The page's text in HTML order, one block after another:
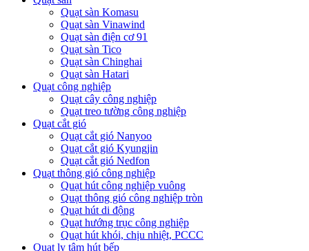
Quạt sàn Komasu
Quạt sàn Vinawind
Quạt sàn điện cơ 91
Quạt sàn Tico
Quạt sàn Chinghai
Quạt sàn Hatari
Quạt công nghiệp
Quạt cây công nghiệp
Quạt treo tường công nghiệp
Quạt cắt gió
Quạt cắt gió Nanyoo
Quạt cắt gió Kyungjin
Quạt cắt gió Nedfon
Quạt thông gió công nghiệp
Quạt hút công nghiệp vuông
Quạt thông gió công nghiệp tròn
Quạt hút di động
Quạt hướng trục công nghiệp
Quạt hút khói, chịu nhiệt, PCCC
Quạt ly tâm hút bếp